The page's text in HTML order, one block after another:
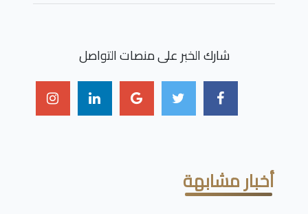
شارك الخبر على منصات التواصل
أخبار مشابهة